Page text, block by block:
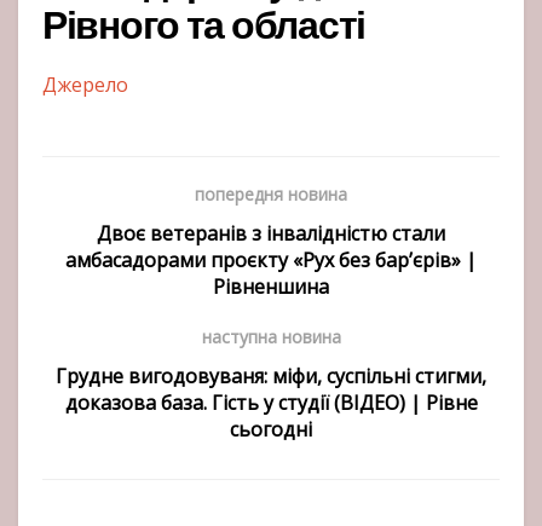
Рівного та області
Джерело
попередня новина
Двоє ветеранів з інвалідністю стали
амбасадорами проєкту «Рух без бар’єрів» |
Рівненшина
наступна новина
Грудне вигодовуваня: міфи, суспільні стигми,
доказова база. Гість у студії (ВІДЕО) | Рівне
сьогодні